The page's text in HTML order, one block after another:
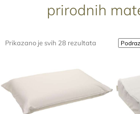
prirodnih
Prikazano je svih 28 rezultata